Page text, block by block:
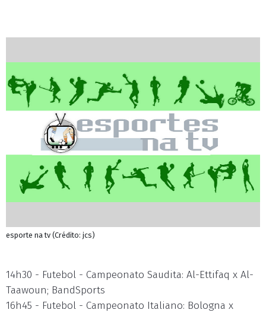
esporte na tv (Crédito: jcs)
14h30 - Futebol - Campeonato Saudita: Al-Ettifaq x Al-
Taawoun; BandSports
16h45 - Futebol - Campeonato Italiano: Bologna x